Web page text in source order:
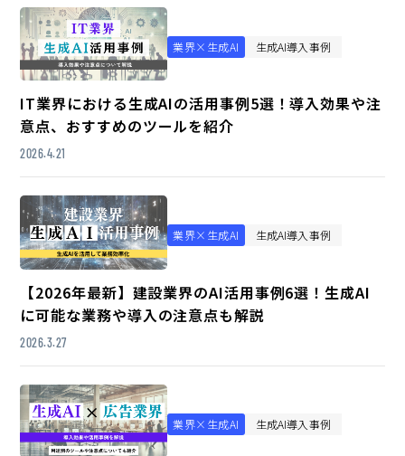
業界×生成AI 生成AI導入事例
IT業界における生成AIの活用事例5選！導入効果や注
意点、おすすめのツールを紹介
2026.4.21
業界×生成AI 生成AI導入事例
【2026年最新】建設業界のAI活用事例6選！生成AI
に可能な業務や導入の注意点も解説
2026.3.27
業界×生成AI 生成AI導入事例